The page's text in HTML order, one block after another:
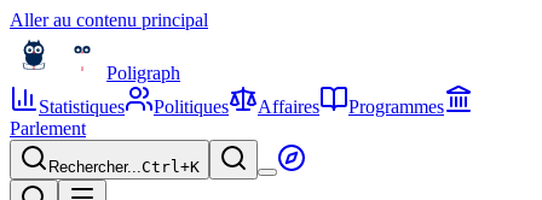
Aller au contenu principal
Poligraph
Statistiques
Politiques Affaires
Programmes
Parlement
Rechercher...Ctrl+K